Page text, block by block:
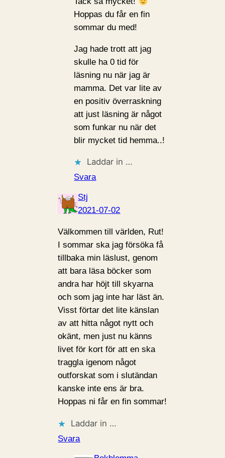
Hoppas du får en fin
sommar du med!
Jag hade trott att jag
skulle ha 0 tid för
läsning nu när jag är
mamma. Det var lite av
en positiv överraskning
att just läsning är något
som funkar nu när det
blir mycket tid hemma..!
Laddar in …
Svara
Stj
2021-07-02
Välkommen till världen, Rut!
I sommar ska jag försöka få
tillbaka min läslust, genom
att bara läsa böcker som
andra har höjt till skyarna
och som jag inte har läst än.
Visst förtar det lite känslan
av att hitta något nytt och
okänt, men just nu känns
livet för kort för att en ska
traggla igenom något
outforskat som i slutändan
kanske inte ens är bra.
Hoppas ni får en fin sommar!
Laddar in …
Svara